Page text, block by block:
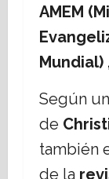
AMEM
Mundial)
Según
de
también
de la